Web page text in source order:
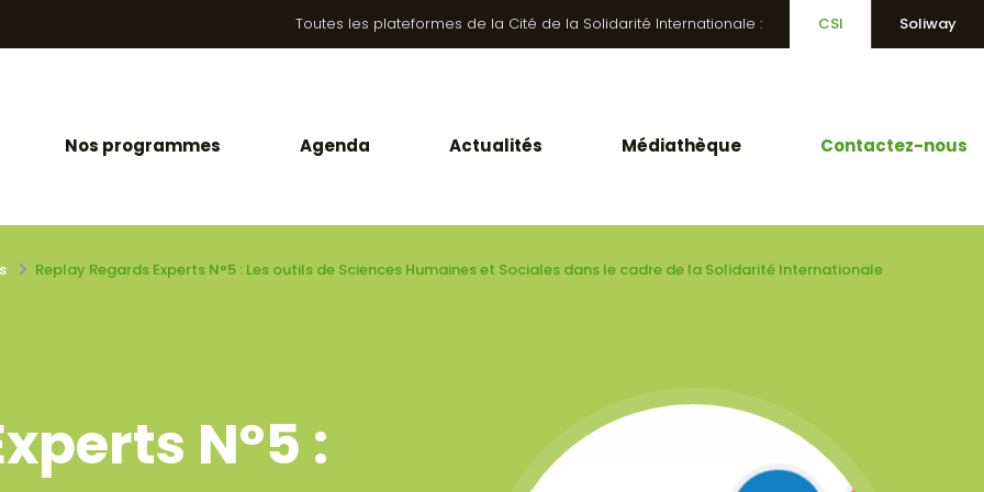
Toutes les plateformes de la Cité de la Solidarité Internationale : CSI Soliway
Nos programmes Agenda Actualités Médiathèque Contactez-nous
Replay Regards Experts N°5 : Les outils de Sciences Humaines et Sociales dans le cadre de la Solidarité Internationale
N°5 :